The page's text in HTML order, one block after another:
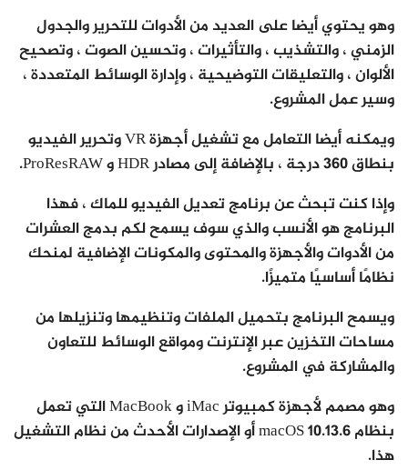
وهو يحتوي أيضا على العديد من الأدوات للتحرير والجدول
الزمني ، والتشذيب ، والتأثيرات ، وتحسين الصوت ، وتصحيح
الألوان ، والتعليقات التوضيحية ، وإدارة الوسائط المتعددة ،
وسير عمل المشروع.
ويمكنه أيضا التعامل مع تشغيل أجهزة VR وتحرير الفيديو
بنطاق 360 درجة ، بالإضافة إلى مصادر HDR و ProResRAW.
وإذا كنت تبحث عن برنامج تعديل الفيديو للماك ، فهذا
البرنامج هو الأنسب والذي سوف يسمح لكم بدمج العشرات
من الأدوات والأجهزة والمحتوى والمكونات الإضافية لمنحك
نظامًا أساسيًا متميزًا.
ويسمح البرنامج بتحميل الملفات وتنظيمها وتنزيلها من
مساحات التخزين عبر الإنترنت ومواقع الوسائط للتعاون
والمشاركة في المشروع.
وهو مصمم لأجهزة كمبيوتر iMac و MacBook التي تعمل
بنظام macOS 10.13.6 أو الإصدارات الأحدث من نظام التشغيل
هذا.